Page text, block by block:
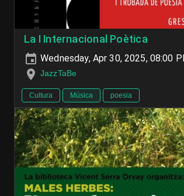
La I Internacional Poètica
Wednesday, Apr 30, 2025, 08:00
JazzTaBe
Cultura Música poesia